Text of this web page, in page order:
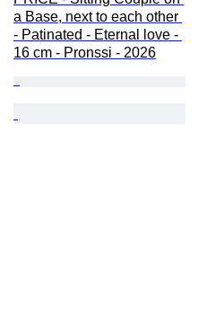
a Base, next to each other
- Patinated - Eternal love -
16 cm - Pronssi - 2026